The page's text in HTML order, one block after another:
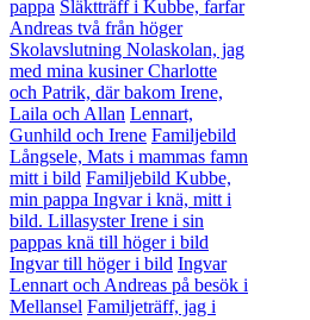
pappa Släktträff i Kubbe, farfar
Andreas två från höger
Skolavslutning Nolaskolan, jag
med mina kusiner Charlotte
och Patrik, där bakom Irene,
Laila och Allan Lennart,
Gunhild och Irene Familjebild
Långsele, Mats i mammas famn
mitt i bild Familjebild Kubbe,
min pappa Ingvar i knä, mitt i
bild. Lillasyster Irene i sin
pappas knä till höger i bild
Ingvar till höger i bild Ingvar
Lennart och Andreas på besök i
Mellansel Familjeträff, jag i